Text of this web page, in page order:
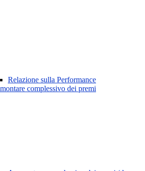
Relazione sulla Performance
complessivo dei premi